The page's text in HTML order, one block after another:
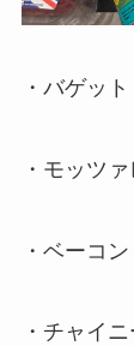
・バゲッ
・モッツ
・ベーコ
・チャイ